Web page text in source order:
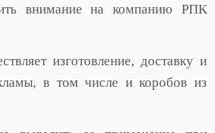
внимание на компанию РПК
изготовление, доставку и
в том числе и коробов из